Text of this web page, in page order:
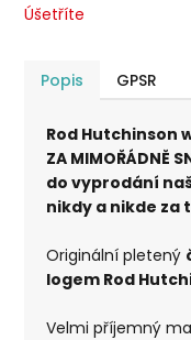
Úšetříte
Popis GPSR
Rod Hutchinson
ZA MIMOŘÁDNĚ
do vyprodání
nikdy a nikde
Originální pletený
logem Rod
Velmi příjemný